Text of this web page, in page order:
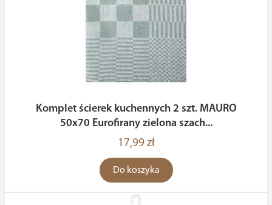
Komplet ścierek kuchennych 2 szt. MAURO
50x70 Eurofirany zielona szach...
17,99 zł
Do koszyka